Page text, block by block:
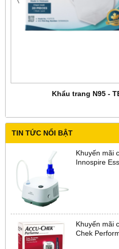
Khẩu trang N95 -
TIN TỨC NỔI BẬT
Khuyến mãi
Innospire
Khuyến mãi
Chek